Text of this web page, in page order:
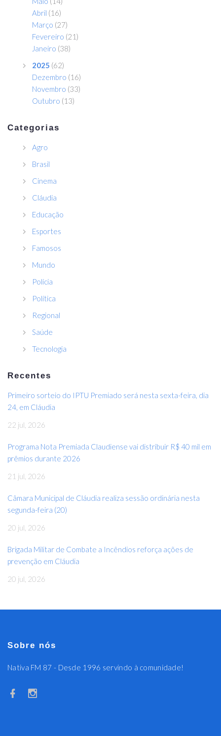
Abril (16)
Março (27)
Fevereiro (21)
Janeiro (38)
2025 (62)
Dezembro (16)
Novembro (33)
Outubro (13)
Categorias
Agro
Brasil
Cinema
Cláudia
Educação
Esportes
Famosos
Mundo
Polícia
Política
Regional
Saúde
Tecnologia
Recentes
Primeiro sorteio do IPTU Premiado será nesta sexta-feira, dia
24, em Cláudia
22 jul, 2026
Programa Nota Premiada Claudiense vai distribuir R$ 40 mil em
prêmios durante 2026
21 jul, 2026
Câmara Municipal de Cláudia realiza sessão ordinária nesta
segunda-feira (20)
20 jul, 2026
Brigada Militar de Combate a Incêndios reforça ações de
prevenção em Cláudia
20 jul, 2026
Sobre nós
Nativa FM 87 - Desde 1996 servindo à comunidade!